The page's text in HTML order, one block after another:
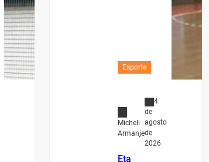
Esporte
Micheli
Armanje
4
de
agosto
de
2026
Eta